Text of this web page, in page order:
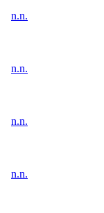
n.n.
n.n.
n.n.
n.n.